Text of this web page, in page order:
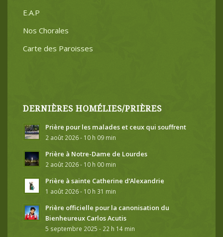
E.A.P
Nos Chorales
Carte des Paroisses
DERNIÈRES HOMÉLIES/PRIÈRES
Prière pour les malades et ceux qui souffrent
2 août 2026 - 10 h 09 min
Prière à Notre-Dame de Lourdes
2 août 2026 - 10 h 00 min
Prière à sainte Catherine d’Alexandrie
1 août 2026 - 10 h 31 min
Prière officielle pour la canonisation du
Bienheureux Carlos Acutis
5 septembre 2025 - 22 h 14 min